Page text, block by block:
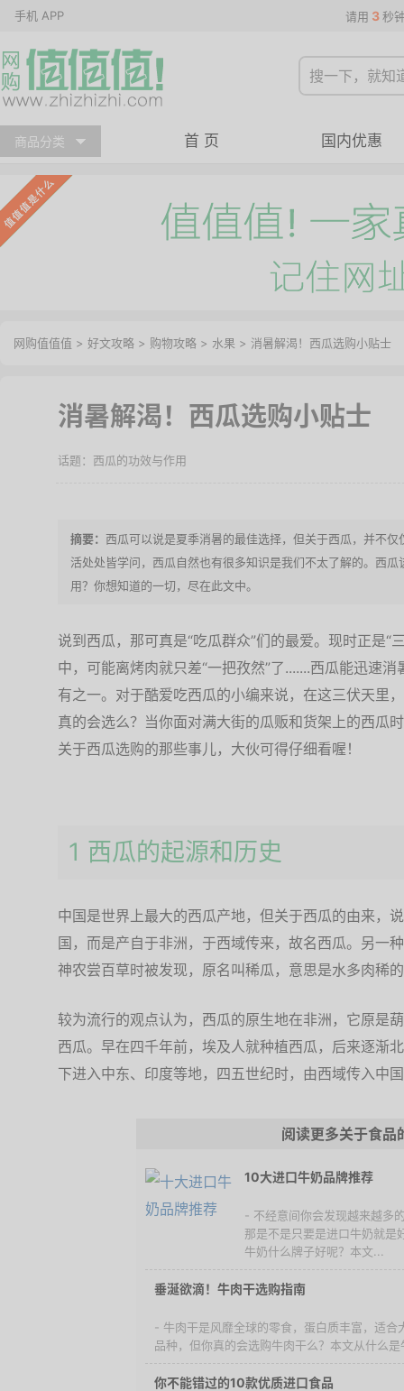
手机 APP 请用 3 秒
商品分类 首 页 国内优惠
网购值值值 > 好文攻略 > 购物攻略 > 水果 > 消暑解渴！西瓜选购小贴士
消暑解渴！西瓜选购小贴士
西瓜的功效与作用
西瓜可以说是夏季消暑的最佳选择，但关于西瓜，并不
活处处皆学问，西瓜自然也有很多知识是我们不太了解的。西
用？你想知道的一切，尽在此文中。
说到西瓜，那可真是“吃瓜群众”们的最爱。现时正是“
中，可能离烤肉就只差“一把孜然”了.......西瓜能迅速
有之一。对于酷爱吃西瓜的小编来说，在这三伏天里
真的会选么？当你面对满大街的瓜贩和货架上的西瓜
关于西瓜选购的那些事儿，大伙可得仔细看喔！
1 西瓜的起源和历史
中国是世界上最大的西瓜产地，但关于西瓜的由来，
国，而是产自于非洲，于西域传来，故名西瓜。另一
神农尝百草时被发现，原名叫稀瓜，意思是水多肉稀
较为流行的观点认为，西瓜的原生地在非洲，它原是
西瓜。早在四千年前，埃及人就种植西瓜，后来逐渐
下进入中东、印度等地，四五世纪时，由西域传入中
阅读更多关于食品
10大进口牛奶品牌推荐
- 不经意间你会发现越来越多
那是不是只要是进口牛奶就是
牛奶什么牌子好呢？本文...
垂涎欲滴！牛肉干选购指南
- 牛肉干是风靡全球的零食，蛋白质丰富，适合
品种，但你真的会选购牛肉干么？本文从什么
你不能错过的10款优质进口食品